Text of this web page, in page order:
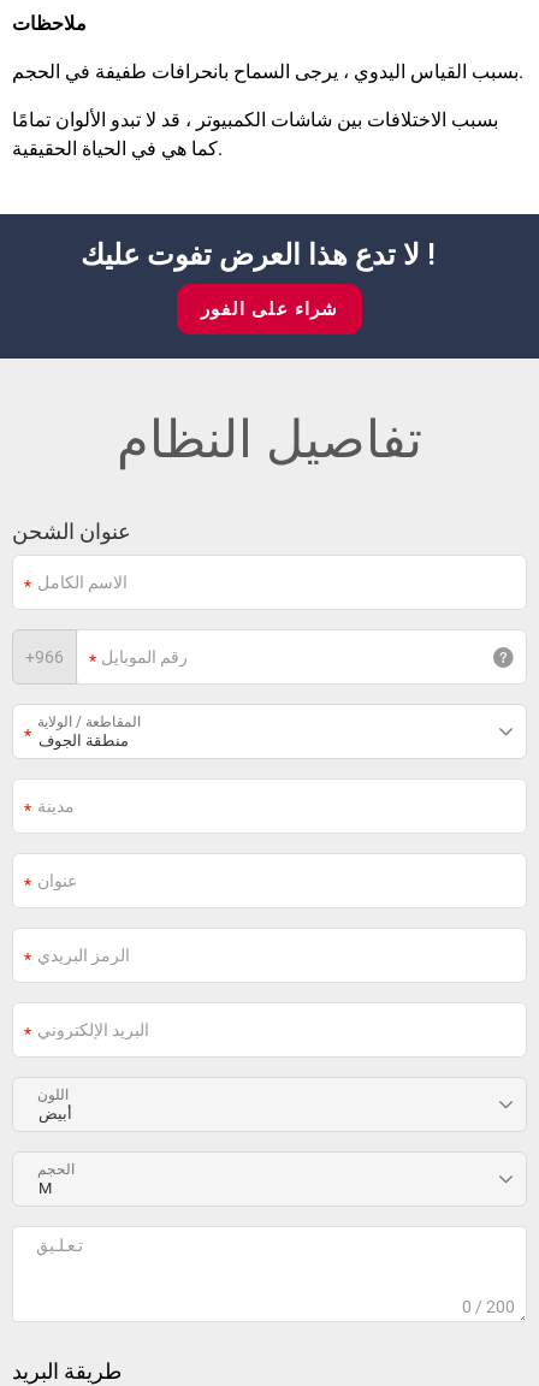
ملاحظات
بسبب القياس اليدوي ، يرجى السماح بانحرافات طفيفة في الحجم.
بسبب الاختلافات بين شاشات الكمبيوتر ، قد لا تبدو الألوان تمامًا
كما هي في الحياة الحقيقية.
لا تدع هذا العرض تفوت عليك !
شراء على الفور
تفاصيل النظام
عنوان الشحن
+966
المقاطعة / الولاية
اللون
الحجم
0 / 200
طريقة البريد